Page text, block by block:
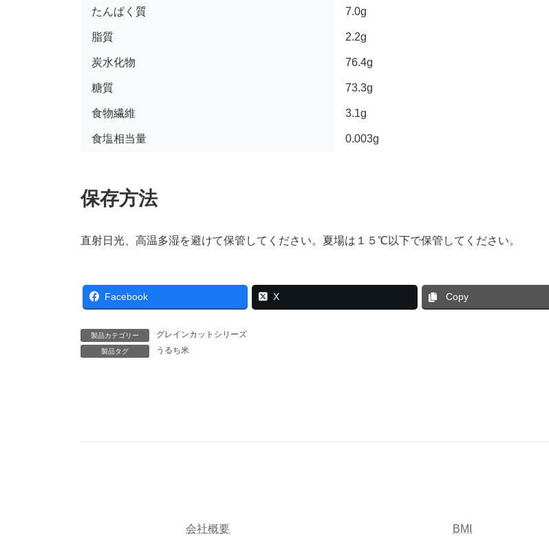
たんぱく質 7.0g
脂質 2.2g
炭水化物 76.4g
糖質 73.3g
食物繊維 3.1g
食塩相当量 0.003g
保存方法
直射日光、高温多湿を避けて保管してください。夏場は１５℃以下で保管してください。
Facebook X Copy
製品カテゴリー グレインカットシリーズ
製品タグ うるち米
会社概要 BMI